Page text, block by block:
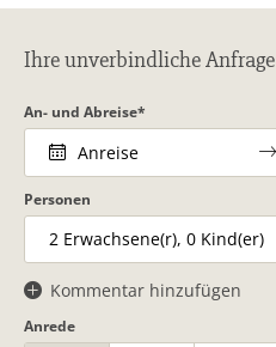
Ihre unverbindliche Anfrage
An- und Abreise
Personen
2 Erwachsene(r), 0 Kind(er)
Kommentar hinzufügen
Anrede